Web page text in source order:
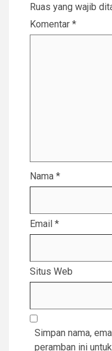
Ruas yang wajib
Komentar *
Nama *
Email *
Situs Web
Simpan nama,
peramban ini